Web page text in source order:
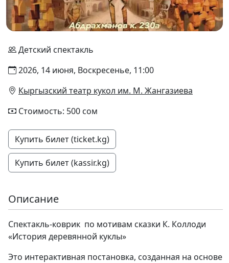
Детский спектакль
2026, 14 июня, Воскресенье, 11:00
Кыргызский театр кукол им. М. Жангазиева
Стоимость: 500 сом
Купить билет (ticket.kg)
Купить билет (kassir.kg)
Описание
Спектакль-коврик по мотивам сказки К. Коллоди
«История деревянной куклы»
Это интерактивная постановка, созданная на основе